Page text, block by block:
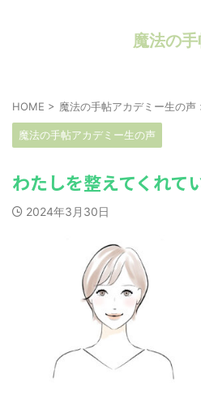
魔法の
HOME > 魔法の手帖アカデミー生の声
魔法の手帖アカデミー生の声
わたしを整えてくれて
2024年3月30日